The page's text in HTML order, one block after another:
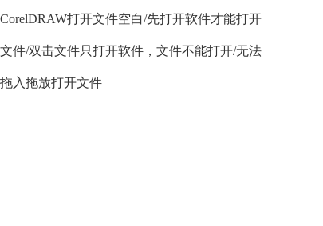
CorelDRAW打开文件空白/先打开软件才能打开
文件/双击文件只打开软件，文件不能打开/无法
拖入拖放打开文件